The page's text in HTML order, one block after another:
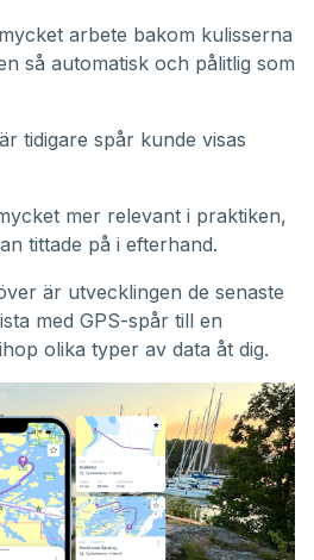
arbete bakom kulisserna
så automatisk och pålitlig som
tidigare spår kunde visas
mer relevant i praktiken,
tittade på i efterhand.
är utvecklingen de senaste
med GPS-spår till en
olika typer av data åt dig.